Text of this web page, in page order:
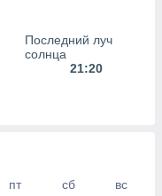
Последний луч
солнца
21:20
пт сб
вс